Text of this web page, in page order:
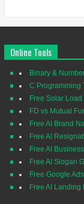
Online Tools
Binary &
C Programming
Free Solar
FD vs Mutual
Free AI Brand
Free AI
Free AI
Free AI Slogan
Free Google
Free AI Landing